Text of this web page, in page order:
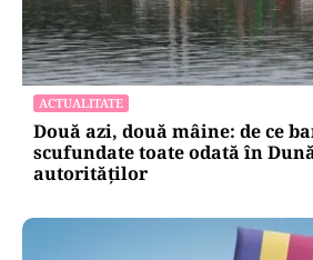
ACTUALITATE
Două azi, două mâine: de ce
scufundate toate odată în
autorităților